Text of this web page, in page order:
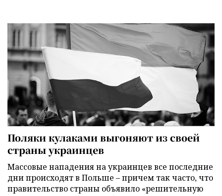
Поляки кулаками выгоняют из своей
страны украинцев
Массовые нападения на украинцев все последние
дни происходят в Польше – причем так часто, что
правительство страны объявило «решительную